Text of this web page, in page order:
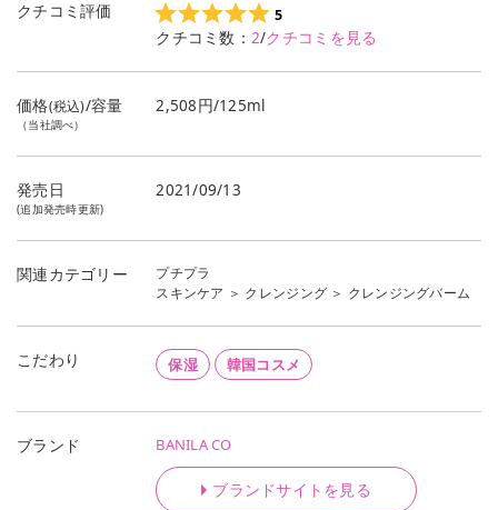
クチコミ評価 5
クチコミ数： 2/クチコミを見る
価格(税込)/容量
（当社調べ）
2,508円/125ml
発売日
(追加発売時更新)
2021/09/13
関連カテゴリー
プチプラ
スキンケア ＞ クレンジング ＞ クレンジングバーム
こだわり 保湿 韓国コスメ
ブランド BANILA CO
ブランドサイトを見る